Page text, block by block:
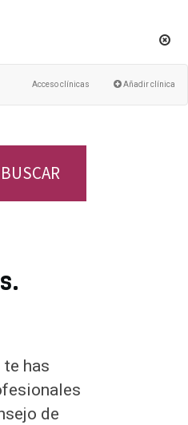
Acceso clínicas Añadir clínica
BUSCAR
has
de